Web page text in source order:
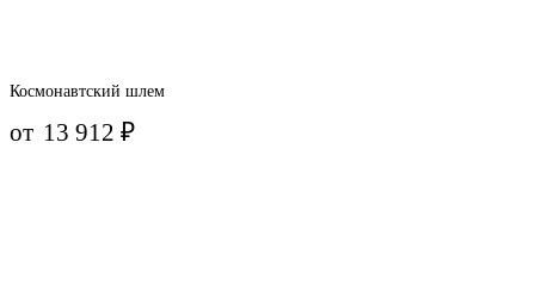
Космонавтский шлем
от 13 912₽